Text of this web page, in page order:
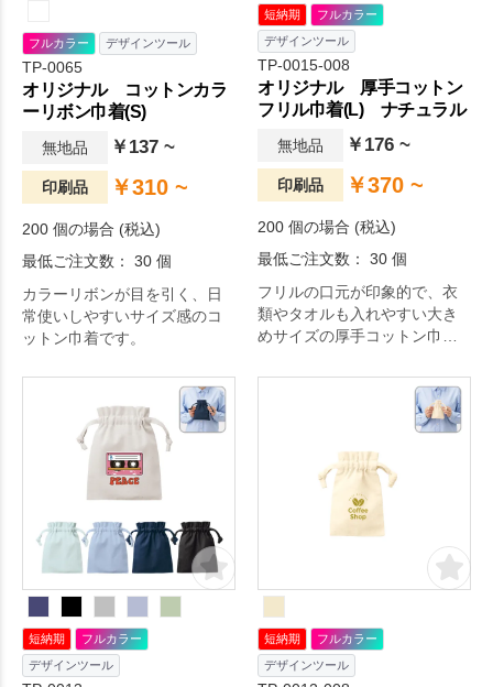
フルカラー デザインツール
TP-0065
オリジナル コットンカラ
ーリボン巾着(S)
無地品 ￥137 ~
印刷品 ￥310 ~
200 個の場合 (税込)
最低ご注文数： 30 個
カラーリボンが目を引く、日
常使いしやすいサイズ感のコ
ットン巾着です。
短納期
フルカラー
デザインツール
TP-0015-008
オリジナル 厚手コットン
フリル巾着(L) ナチュラル
無地品 ￥176 ~
印刷品 ￥370 ~
200 個の場合 (税込)
最低ご注文数： 30 個
フリルの口元が印象的で、衣
類やタオルも入れやすい大き
めサイズの厚手コットン巾着
短納期
フルカラー
デザインツール
短納期
フルカラー
デザインツール